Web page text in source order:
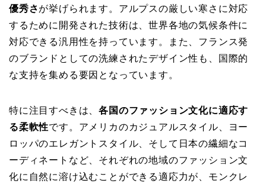
優秀さが挙げられます。アルプスの厳しい寒さに対応
するために開発された技術は、世界各地の気候条件に
対応できる汎用性を持っています。また、フランス発
のブランドとしての洗練されたデザイン性も、国際的
な支持を集める要因となっています。
特に注目すべきは、各国のファッション文化に適応す
る柔軟性です。アメリカのカジュアルスタイル、ヨー
ロッパのエレガントスタイル、そして日本の繊細なコ
ーディネートなど、それぞれの地域のファッション文
化に自然に溶け込むことができる適応力が、モンクレ